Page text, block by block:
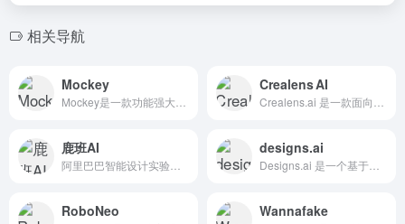
相关导航
Mockey Crealens AI
鹿班AI designs.ai
RoboNeo Wannafake